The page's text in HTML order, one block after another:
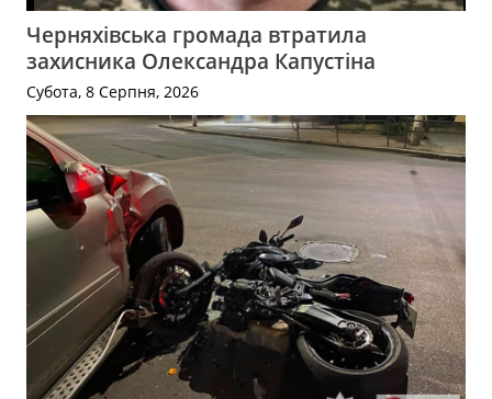
Черняхівська громада втратила
захисника Олександра Капустіна
Субота, 8 Серпня, 2026